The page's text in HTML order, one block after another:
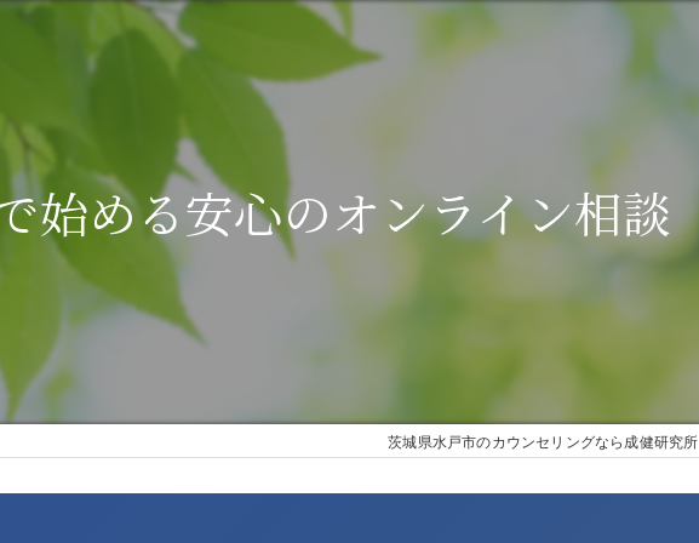
始める安心のオンライン相談
茨城県水戸市のカウンセリングなら成健研究所